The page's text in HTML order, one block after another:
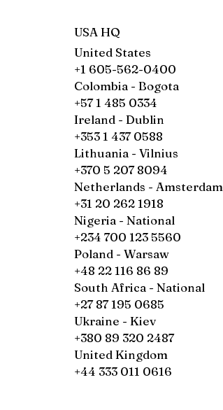
USA HQ
United States
+1 605-562-0400
Colombia - Bogota
+57 1 485 0334
Ireland - Dublin
+353 1 437 0588
Lithuania - Vilnius
+370 5 207 8094
Netherlands - Amsterdam
+31 20 262 1918
Nigeria - National
+234 700 123 5560
Poland - Warsaw
+48 22 116 86 89
South Africa - National
+27 87 195 0685
Ukraine - Kiev
+380 89 320 2487
United Kingdom
+44 333 011 0616